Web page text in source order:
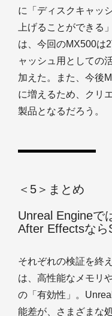
に「ディスクキャッ
上げることができる
は、今回のMX500は
ャッシュ用としての
加えた。また、今後
に増えるため、クリ
製品となるだろう。
＜5＞まとめ
Unreal Engineで
After Effectsなら
それぞれの検証を終
は、高性能なメモリ
の「有効性」。
能差が、さまざまな